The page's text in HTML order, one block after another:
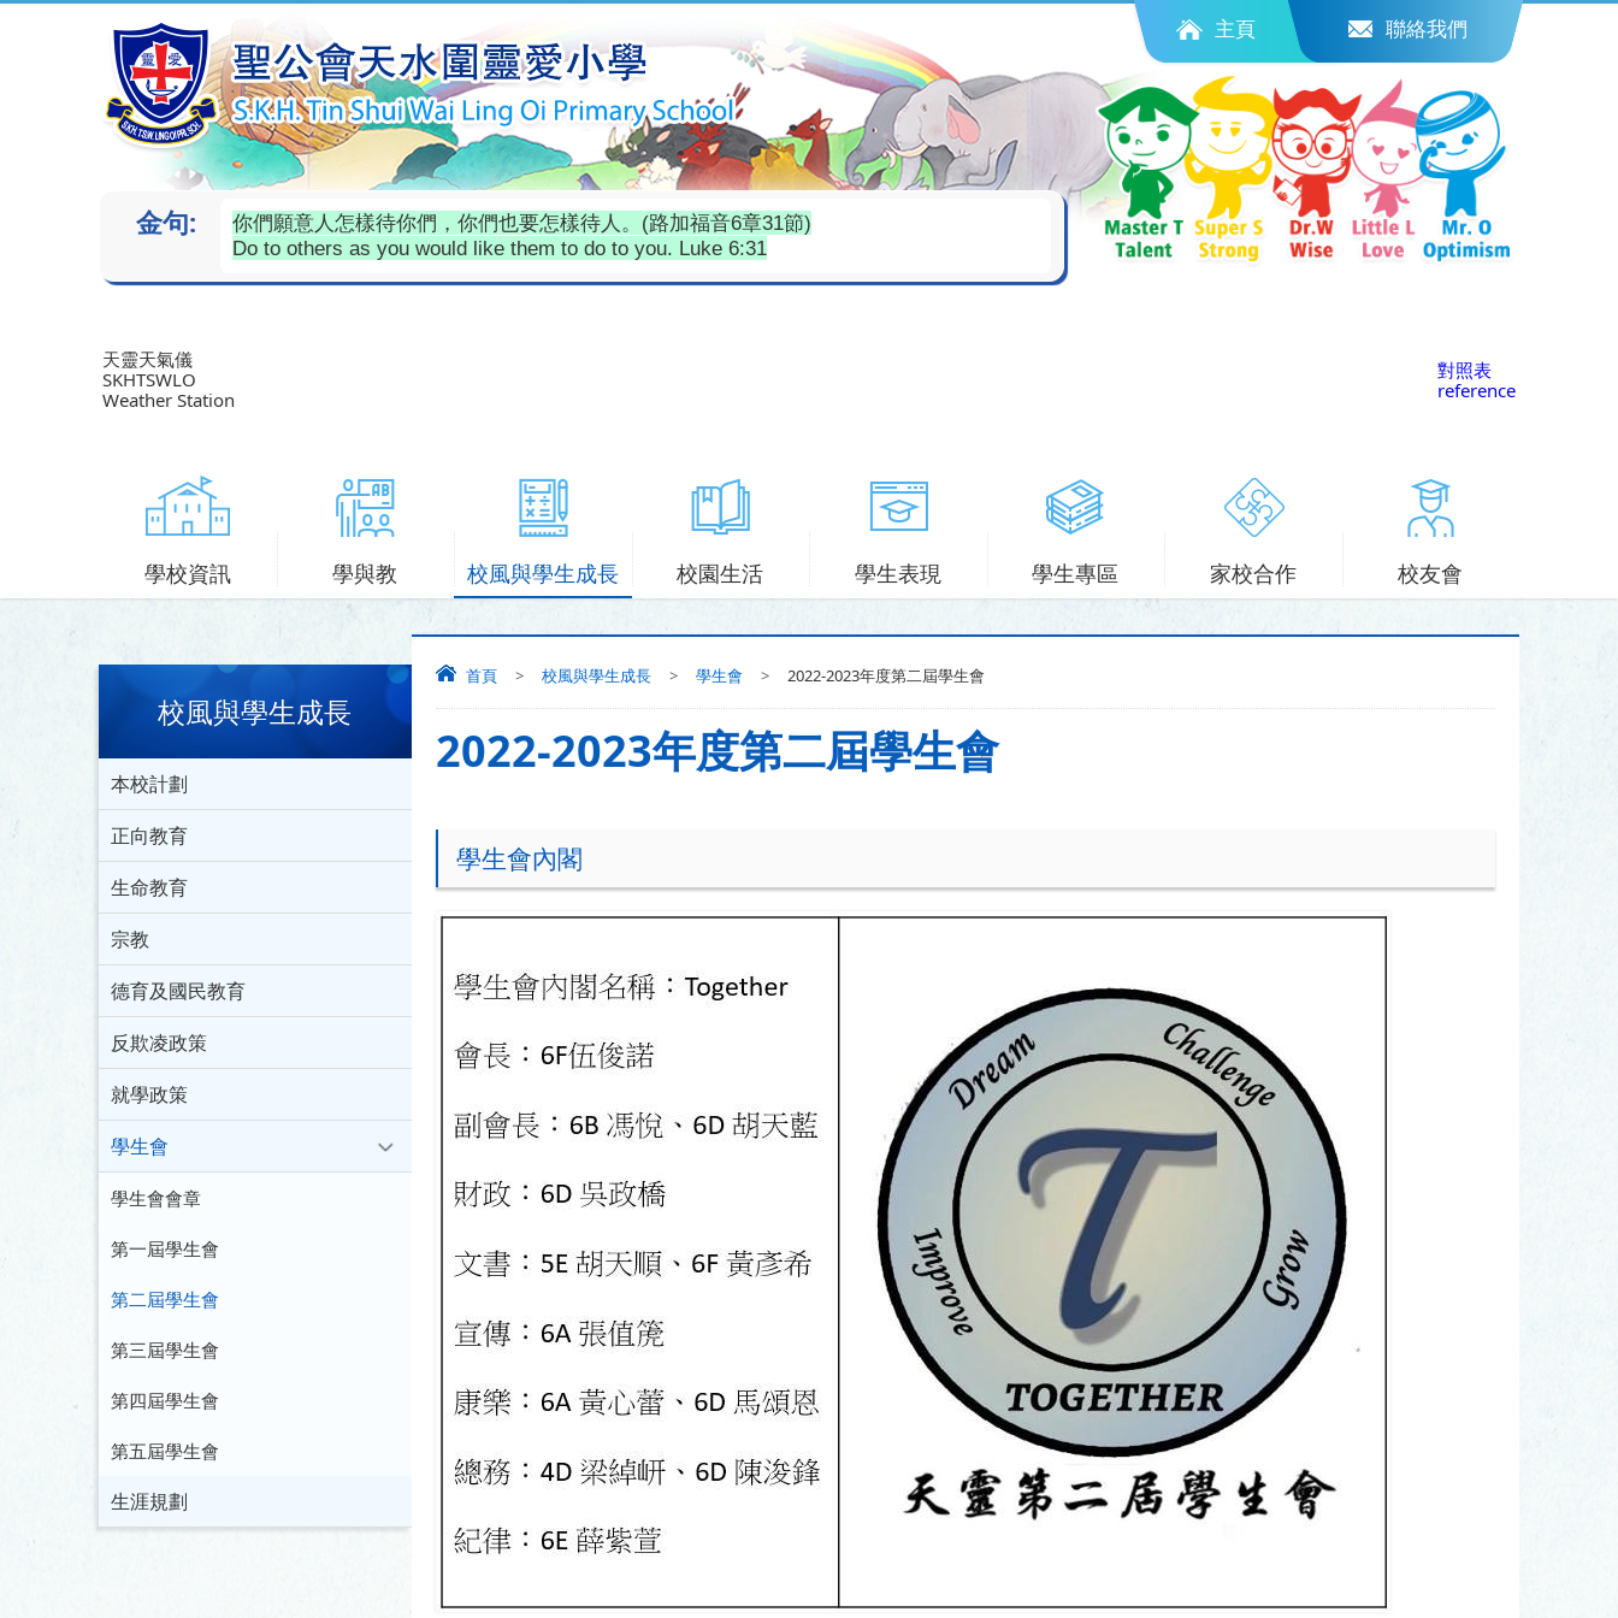
金句:
你們願意人怎樣待你們，你們也要怎樣待人。(路加福音6章31節)
Do to others as you would like them to do to you. Luke 6:31
主頁 聯絡我們
天靈天氣儀
SKHTSWLO
Weather Station
對照表
reference
學校資訊 學與教 校風與學生成長 校園生活 學生表現 學生專區 家校合作 校友會
首頁 > 校風與學生成長 > 學生會 > 2022-2023年度第二屆學生會
2022-2023年度第二屆學生會
學生會內閣
校風與學生成長
本校計劃
正向教育
生命教育
宗教
德育及國民教育
反欺凌政策
就學政策
學生會
學生會會章
第一屆學生會
第二屆學生會
第三屆學生會
第四屆學生會
第五屆學生會
生涯規劃